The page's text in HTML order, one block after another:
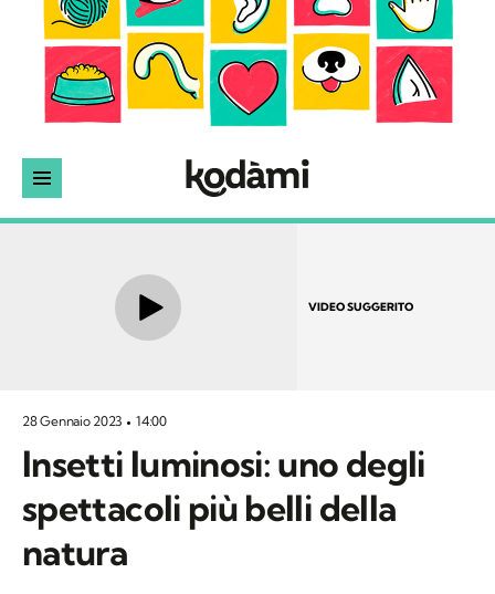
VIDEO SUGGERITO
28 Gennaio 2023 14:00
Insetti luminosi: uno degli
spettacoli più belli della
natura